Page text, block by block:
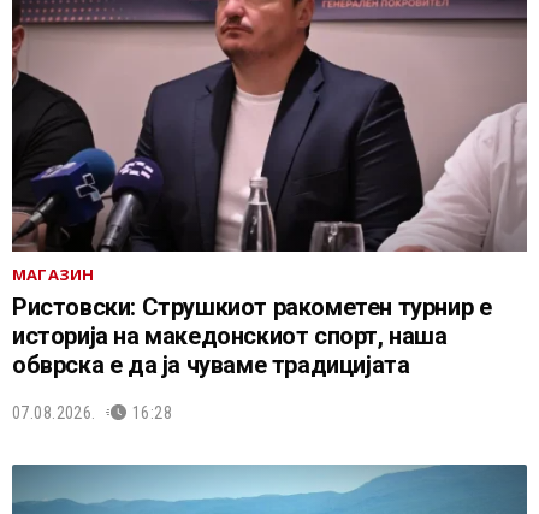
МАГАЗИН
Ристовски: Струшкиот ракометен турнир е
историја на македонскиот спорт, наша
обврска е да ја чуваме традицијата
07.08.2026. 16:28